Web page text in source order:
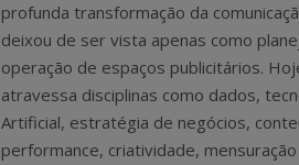
profunda transformação da
deixou de ser vista apenas como
operação de espaços publicitários.
atravessa disciplinas como dados,
Artificial, estratégia de negócios,
performance, criatividade,